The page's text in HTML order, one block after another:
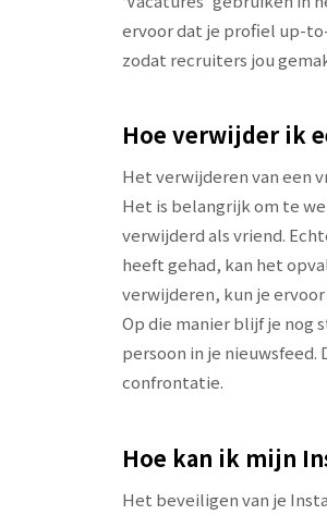
ervoor dat je profiel up-
zodat recruiters jou
Hoe verwijder ik
Het verwijderen van een
Het is belangrijk om te
verwijderd als vriend.
heeft gehad, kan het
verwijderen, kun je
Op die manier blijf je nog
persoon in je
confrontatie.
Hoe kan ik mijn
Het beveiligen van je